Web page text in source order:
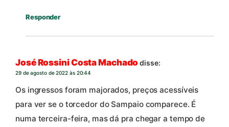
Responder
José Rossini Costa Machado disse:
29 de agosto de 2022 às 20:44
Os ingressos foram majorados, preços acessíveis
para ver se o torcedor do Sampaio comparece. É
numa terceira-feira, mas dá pra chegar a tempo de